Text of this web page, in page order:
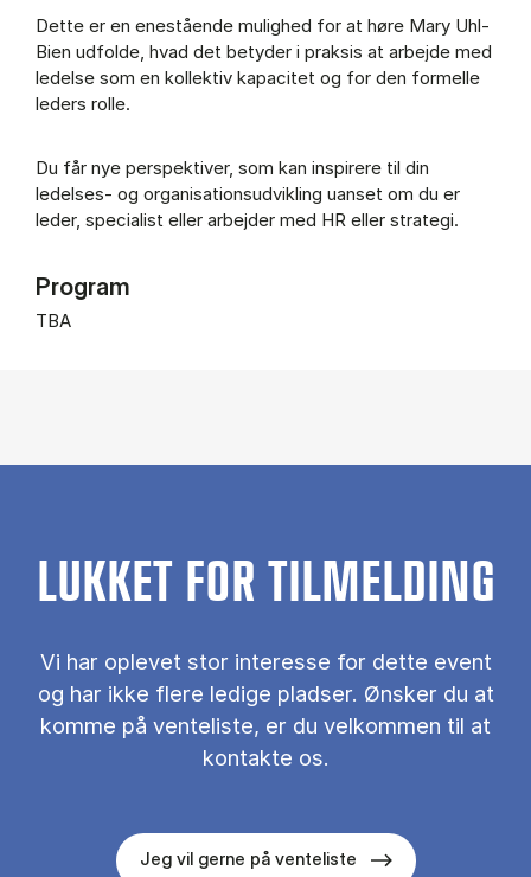
Dette er en enestående mulighed for at høre Mary Uhl-
Bien udfolde, hvad det betyder i praksis at arbejde med
ledelse som en kollektiv kapacitet og for den formelle
leders rolle.
Du får nye perspektiver, som kan inspirere til din
ledelses- og organisationsudvikling uanset om du er
leder, specialist eller arbejder med HR eller strategi.
Program
TBA
LUKKET FOR TILMELDING
Vi har oplevet stor interesse for dette event
og har ikke flere ledige pladser. Ønsker du at
komme på venteliste, er du velkommen til at
kontakte os.
Jeg vil gerne på venteliste